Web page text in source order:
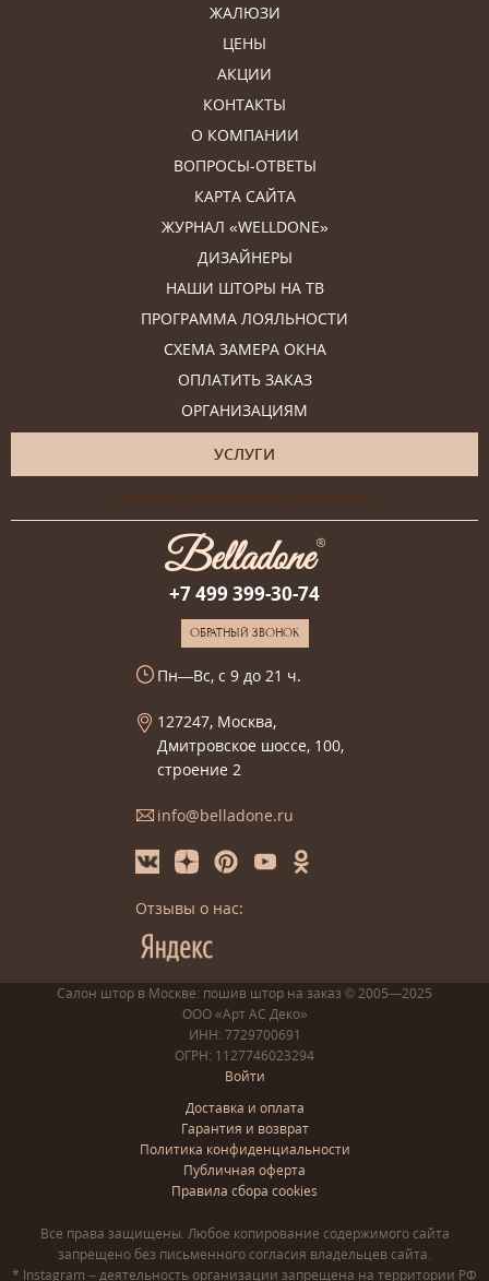
ЖАЛЮЗИ
ЦЕНЫ
АКЦИИ
КОНТАКТЫ
О КОМПАНИИ
ВОПРОСЫ-ОТВЕТЫ
КАРТА САЙТА
ЖУРНАЛ «WELLDONE»
ДИЗАЙНЕРЫ
НАШИ ШТОРЫ НА ТВ
ПРОГРАММА ЛОЯЛЬНОСТИ
СХЕМА ЗАМЕРА ОКНА
ОПЛАТИТЬ ЗАКАЗ
ОРГАНИЗАЦИЯМ
УСЛУГИ
Онлайн-консультация дизайнера
+7 499 399-30-74
ОБРАТНЫЙ ЗВОНОК
Пн—Вс, с 9 до 21 ч.
127247, Москва,
Дмитровское шоссе, 100,
строение 2
info@belladone.ru
Отзывы о нас:
Салон штор в Москве: пошив штор на заказ © 2005—2025
ООО «Арт АС Деко»
ИНН: 7729700691
ОГРН: 1127746023294
Войти
Доставка и оплата
Гарантия и возврат
Политика конфиденциальности
Публичная оферта
Правила сбора cookies
Все права защищены. Любое копирование содержимого сайта
запрещено без письменного согласия владельцев сайта.
* Instagram – деятельность организации запрещена на территории РФ